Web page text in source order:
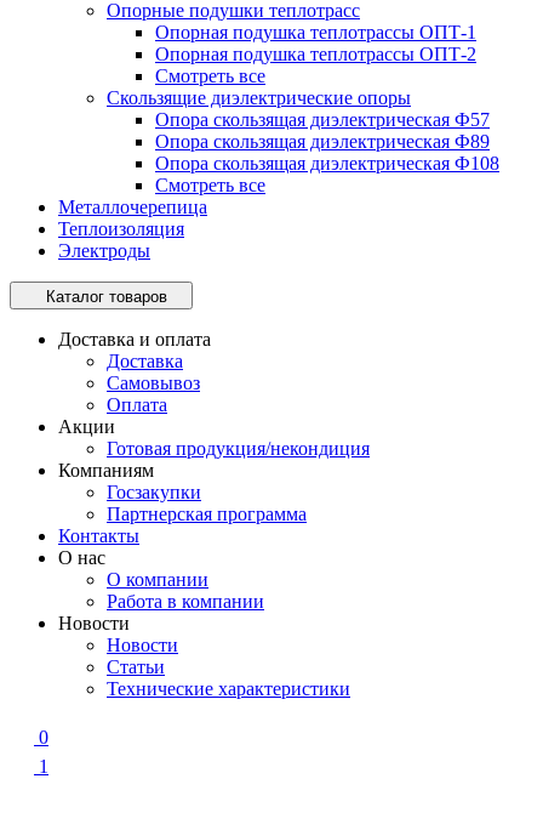
Опорные подушки теплотрасс
Опорная подушка теплотрассы ОПТ-1
Опорная подушка теплотрассы ОПТ-2
Смотреть все
Скользящие диэлектрические опоры
Опора скользящая диэлектрическая Ф57
Опора скользящая диэлектрическая Ф89
Опора скользящая диэлектрическая Ф108
Смотреть все
Металлочерепица
Теплоизоляция
Электроды
Каталог товаров
Доставка и оплата
Доставка
Самовывоз
Оплата
Акции
Готовая продукция/некондиция
Компаниям
Госзакупки
Партнерская программа
Контакты
О нас
О компании
Работа в компании
Новости
Новости
Статьи
Технические характеристики
0
1